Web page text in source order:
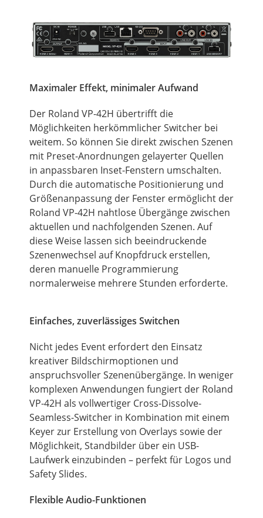
Maximaler Effekt, minimaler Aufwand
Der Roland VP-42H übertrifft die
Möglichkeiten herkömmlicher Switcher bei
weitem. So können Sie direkt zwischen Szenen
mit Preset-Anordnungen gelayerter Quellen
in anpassbaren Inset-Fenstern umschalten.
Durch die automatische Positionierung und
Größenanpassung der Fenster ermöglicht der
Roland VP-42H nahtlose Übergänge zwischen
aktuellen und nachfolgenden Szenen. Auf
diese Weise lassen sich beeindruckende
Szenenwechsel auf Knopfdruck erstellen,
deren manuelle Programmierung
normalerweise mehrere Stunden erforderte.
Einfaches, zuverlässiges Switchen
Nicht jedes Event erfordert den Einsatz
kreativer Bildschirmoptionen und
anspruchsvoller Szenenübergänge. In weniger
komplexen Anwendungen fungiert der Roland
VP-42H als vollwertiger Cross-Dissolve-
Seamless-Switcher in Kombination mit einem
Keyer zur Erstellung von Overlays sowie der
Möglichkeit, Standbilder über ein USB-
Laufwerk einzubinden – perfekt für Logos und
Safety Slides.
Flexible Audio-Funktionen